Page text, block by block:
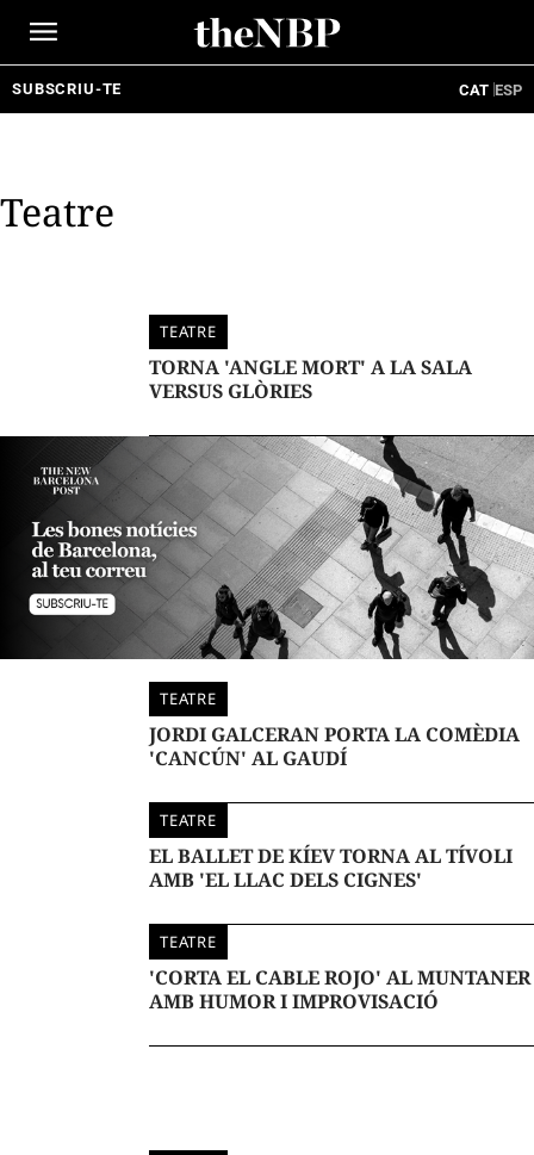
SUBSCRIU-TE CAT ESP
Teatre
TEATRE
TORNA 'ANGLE MORT' A LA SALA
VERSUS GLÒRIES
TEATRE
JORDI GALCERAN PORTA LA COMÈDIA
'CANCÚN' AL GAUDÍ
TEATRE
EL BALLET DE KÍEV TORNA AL TÍVOLI
AMB 'EL LLAC DELS CIGNES'
TEATRE
'CORTA EL CABLE ROJO' AL MUNTANER
AMB HUMOR I IMPROVISACIÓ